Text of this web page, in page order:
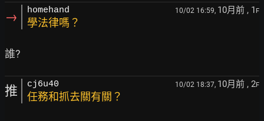
→ homehand 10/02 16:59, 10月前 , 1 F
學法律嗎？
推 cj6u40 10/02 18:37, 10月前 , 2F
任務和抓去關有關？